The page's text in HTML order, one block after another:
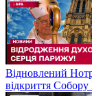
Відновлений
відкриття Собору